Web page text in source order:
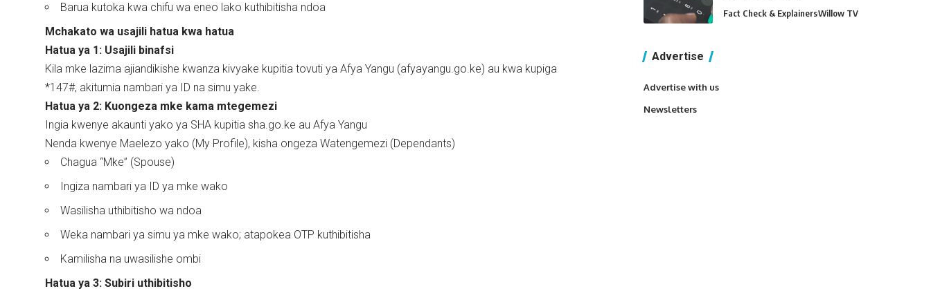
Barua kutoka kwa chifu wa eneo lako kuthibitisha ndoa
Mchakato wa usajili hatua kwa hatua
Hatua ya 1: Usajili binafsi
Kila mke lazima ajiandikishe kwanza kivyake kupitia tovuti ya Afya Yangu (afyayangu.go.ke) au kwa kupiga
*147#, akitumia nambari ya ID na simu yake.
Hatua ya 2: Kuongeza mke kama mtegemezi
Ingia kwenye akaunti yako ya SHA kupitia sha.go.ke au Afya Yangu
Nenda kwenye Maelezo yako (My Profile), kisha ongeza Watengemezi (Dependants)
Chagua “Mke” (Spouse)
Ingiza nambari ya ID ya mke wako
Wasilisha uthibitisho wa ndoa
Weka nambari ya simu ya mke wako; atapokea OTP kuthibitisha
Kamilisha na uwasilishe ombi
Hatua ya 3: Subiri uthibitisho
Fact Check & ExplainersWillow TV
Advertise
Advertise with us
Newsletters